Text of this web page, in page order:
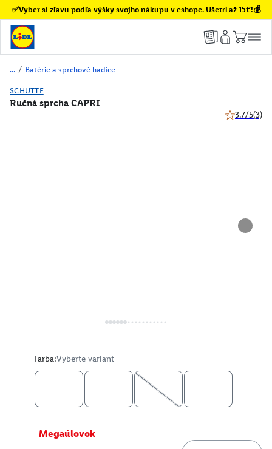
✅Vyber si zľavu podľa výšky svojho nákupu v eshope. Ušetri až 15€!💰
/ Batérie a sprchové hadice
SCHÜTTE
Ručná sprcha CAPRI
3.7/5(3)
Farba:Vyberte variant
Megaúlovok